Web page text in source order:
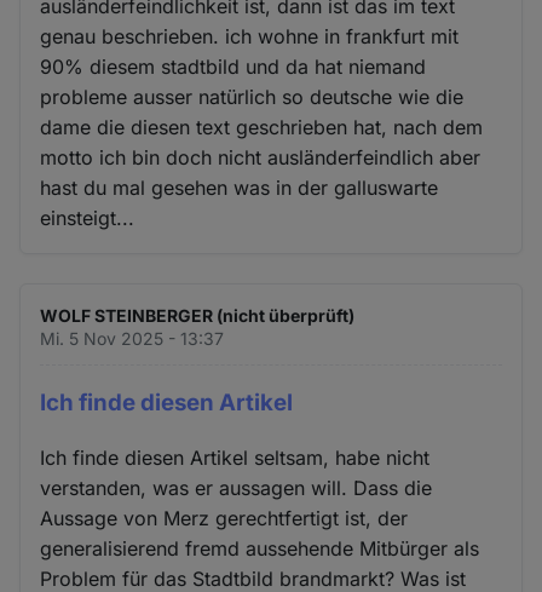
ausländerfeindlichkeit ist, dann ist das im text
genau beschrieben. ich wohne in frankfurt mit
90% diesem stadtbild und da hat niemand
probleme ausser natürlich so deutsche wie die
dame die diesen text geschrieben hat, nach dem
motto ich bin doch nicht ausländerfeindlich aber
hast du mal gesehen was in der galluswarte
einsteigt...
WOLF STEINBERGER (nicht überprüft)
Mi. 5 Nov 2025 - 13:37
Ich finde diesen Artikel
Ich finde diesen Artikel seltsam, habe nicht
verstanden, was er aussagen will. Dass die
Aussage von Merz gerechtfertigt ist, der
generalisierend fremd aussehende Mitbürger als
Problem für das Stadtbild brandmarkt? Was ist